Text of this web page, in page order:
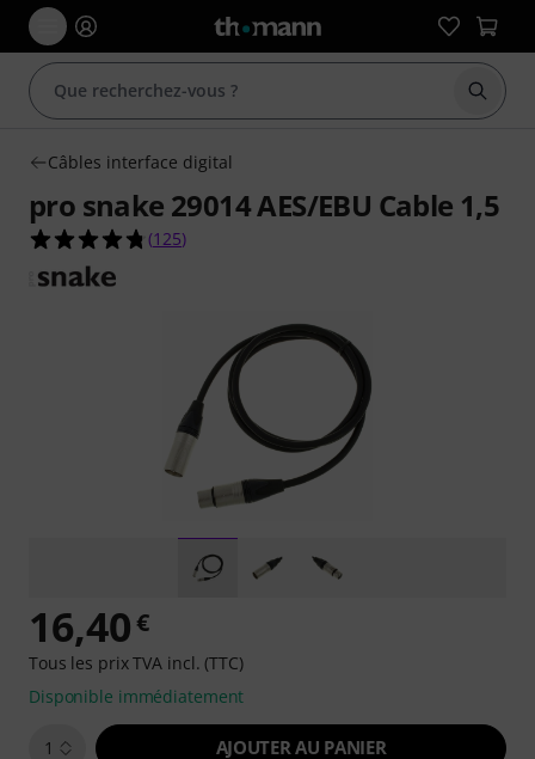
Câbles interface digital
pro snake 29014 AES/EBU Cable 1,5
4.8 étoiles sur 5 d'après 125 évaluations clients
(125)
16,40€
Tous les prix TVA incl. (TTC)
Disponible immédiatement
1 AJOUTER AU PANIER